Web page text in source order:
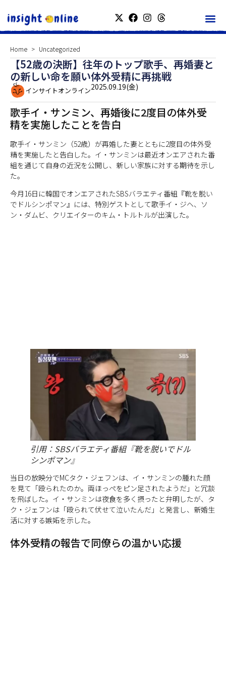
Home Uncategorized
【52歳の決断】往年のトップ歌手、再婚妻と
の新しい命を願い体外受精に再挑戦
インサイトオンライン2025.09.19(金)
歌手イ・サンミン、再婚後に2度目の体外受
精を実施したことを告白
歌手イ・サンミン（52歳）が再婚した妻とともに2度目の体外受
精を実施したと告白した。イ・サンミンは最近オンエアされた番
組を通じて自身の近況を公開し、新しい家族に対する期待を示し
た。
今月16日に韓国でオンエアされたSBSバラエティ番組『靴を脱い
でドルシンポマン』には、特別ゲストとして歌手イ・ジヘ、ソ
ン・ダムビ、クリエイターのキム・トルトルが出演した。
引用：SBSバラエティ番組『靴を脱いでドル
シンポマン』
当日の放映分でMCタク・ジェフンは、イ・サンミンの腫れた顔
を見て「殴られたのか。両ほっぺをピン足されたようだ」と冗談
を飛ばした。イ・サンミンは夜食を多く摂ったと弁明したが、タ
ク・ジェフンは「殴られて伏せて泣いたんだ」と発言し、新婚生
活に対する嫉妬を示した。
体外受精の報告で同僚らの温かい応援